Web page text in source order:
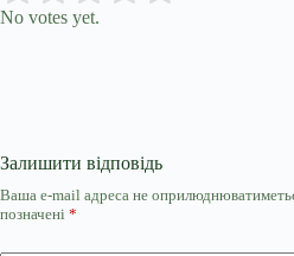
No votes yet.
Залишити відповідь
Ваша e-mail адреса не
позначені *